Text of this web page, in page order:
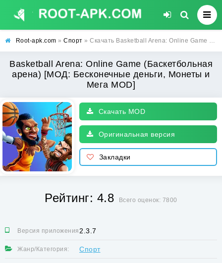
Root-apk.com » Спорт » Скачать Basketball Arena: Online Game (Баскетбольная арена) [МОД: Бесконечные деньги, Монеты и Мега MOD] | Взлом Basketball Arena: Online Game на Андроид
Basketball Arena: Online Game (Баскетбольная
арена) [МОД: Бесконечные деньги, Монеты и
Мега MOD]
Скачать MOD
Оригинальная версия
Закладки
Рейтинг: 4.8 Всего оценок: 7800
Версия приложения:2.3.7
Жанр/Категория: Спорт